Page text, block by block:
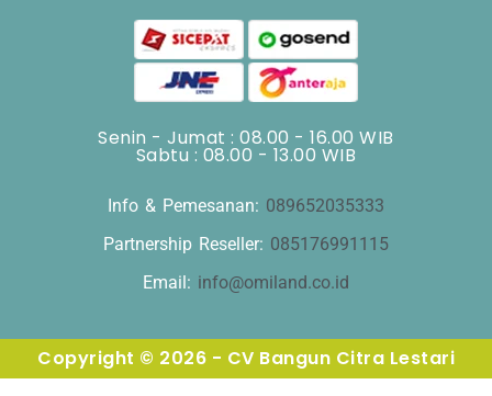
Senin - Jumat : 08.00 - 16.00 WIB
Sabtu : 08.00 - 13.00 WIB
Info & Pemesanan: 089652035333
Partnership Reseller: 085176991115
Email: info@omiland.co.id
Copyright © 2026 - CV Bangun Citra Lestari